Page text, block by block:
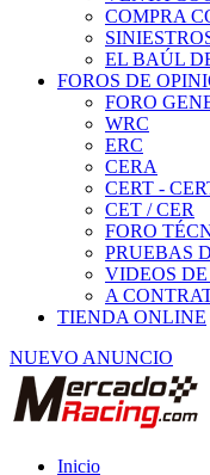
NUEVO ANUNCIO
Inicio
Ropa y seguridad
Resto de accesorios
Centralita stilo dg10